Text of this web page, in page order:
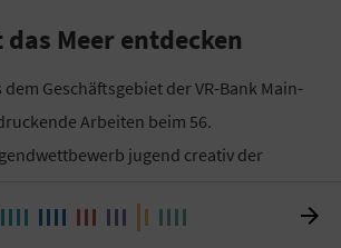
Meer entdecken
Geschäftsgebiet der VR-Bank Main-
Arbeiten beim 56.
jugend creativ der
knapp 6.000 Arbeiten wurden in der VR-